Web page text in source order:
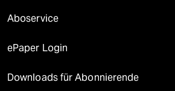
Aboservice
ePaper Login
Downloads für Abonnierende